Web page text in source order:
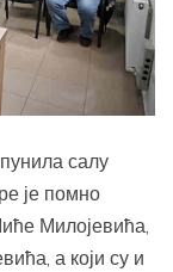
салу
је помно
Милојевића,
а који су и